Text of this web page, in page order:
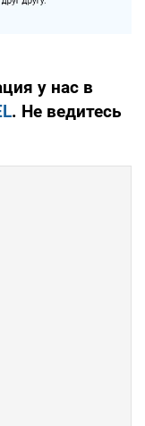
у нас в
. Не ведитесь